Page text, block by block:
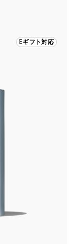
Eギフト対応